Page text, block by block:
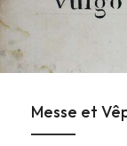
Messe et